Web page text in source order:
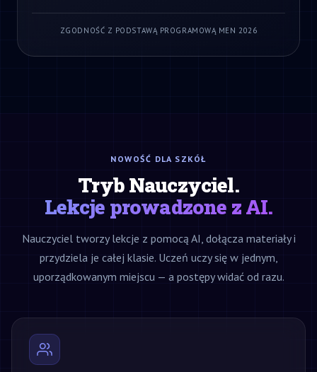
ZGODNOŚĆ Z PODSTAWĄ PROGRAMOWĄ MEN 2026
NOWOŚĆ DLA SZKÓŁ
Tryb Nauczyciel.
Lekcje prowadzone z AI.
Nauczyciel tworzy lekcje z pomocą AI, dołącza materiały i
przydziela je całej klasie. Uczeń uczy się w jednym,
uporządkowanym miejscu — a postępy widać od razu.